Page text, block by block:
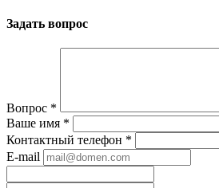
Задать вопрос
Вопрос *
Ваше имя *
Контактный телефон *
E-mail